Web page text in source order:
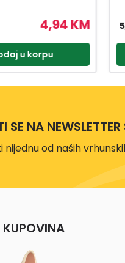
4,91 KM
u korpu
SE NA
nijednu od naših
KUPOVINA